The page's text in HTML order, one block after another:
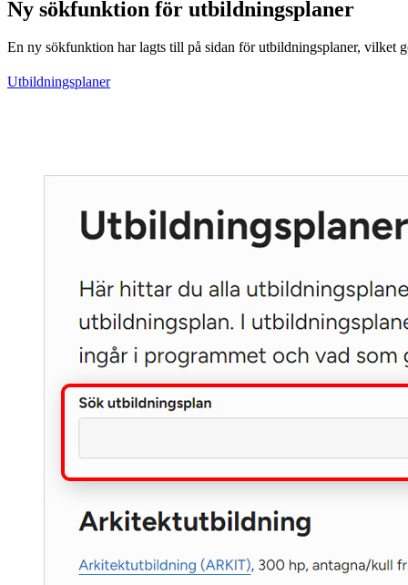
Ny sökfunktion för utbildningsplaner
En ny sökfunktion har lagts till på sidan för utbildningsplaner, vilket
Utbildningsplaner